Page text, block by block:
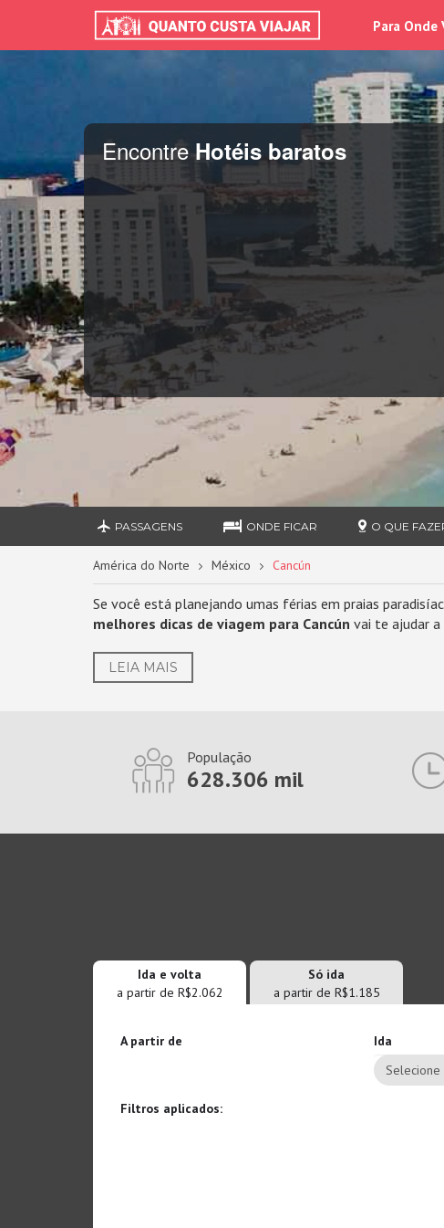
Para Onde
EncontreHotéis baratos
PASSAGENS ONDE FICAR O QUE
América do Norte México Cancún
Se você está planejando umas férias em praias
melhores dicas de viagem para Cancún vai te ajudar a
LEIA MAIS
População
628.306 mil
Ida e volta
a partir de R$2.062
Só ida
a partir de R$1.185
A partir de Ida
Selecione
Filtros aplicados: